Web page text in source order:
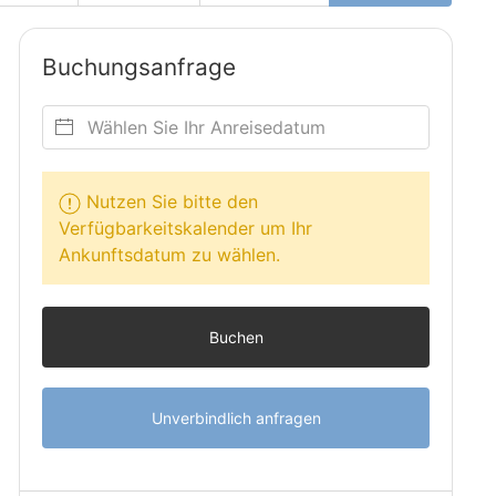
Buchungsanfrage
Nutzen Sie bitte den
Verfügbarkeitskalender um Ihr
Ankunftsdatum zu wählen.
Buchen
Unverbindlich anfragen